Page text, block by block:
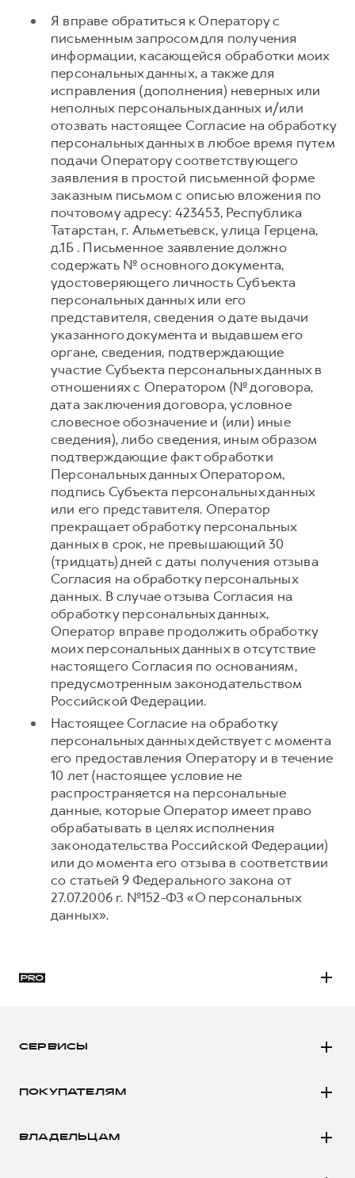
Я вправе обратиться к Оператору с
письменным запросом для получения
информации, касающейся обработки моих
персональных данных, а также для
исправления (дополнения) неверных или
неполных персональных данных и/или
отозвать настоящее Согласие на обработку
персональных данных в любое время путем
подачи Оператору соответствующего
заявления в простой письменной форме
заказным письмом с описью вложения по
почтовому адресу: 423453, Республика
Татарстан, г. Альметьевск, улица Герцена,
д.1Б . Письменное заявление должно
содержать № основного документа,
удостоверяющего личность Субъекта
персональных данных или его
представителя, сведения о дате выдачи
указанного документа и выдавшем его
органе, сведения, подтверждающие
участие Субъекта персональных данных в
отношениях с Оператором (№ договора,
дата заключения договора, условное
словесное обозначение и (или) иные
сведения), либо сведения, иным образом
подтверждающие факт обработки
Персональных данных Оператором,
подпись Субъекта персональных данных
или его представителя. Оператор
прекращает обработку персональных
данных в срок, не превышающий 30
(тридцать) дней с даты получения отзыва
Согласия на обработку персональных
данных. В случае отзыва Согласия на
обработку персональных данных,
Оператор вправе продолжить обработку
моих персональных данных в отсутствие
настоящего Согласия по основаниям,
предусмотренным законодательством
Российской Федерации.
Настоящее Согласие на обработку
персональных данных действует с момента
его предоставления Оператору и в течение
10 лет (настоящее условие не
распространяется на персональные
данные, которые Оператор имеет право
обрабатывать в целях исполнения
законодательства Российской Федерации)
или до момента его отзыва в соответствии
со статьей 9 Федерального закона от
27.07.2006 г. №152-ФЗ «О персональных
данных».
СЕРВИСЫ
ПОКУПАТЕЛЯМ
Конфигуратор HAVAL
ВЛАДЕЛЬЦАМ